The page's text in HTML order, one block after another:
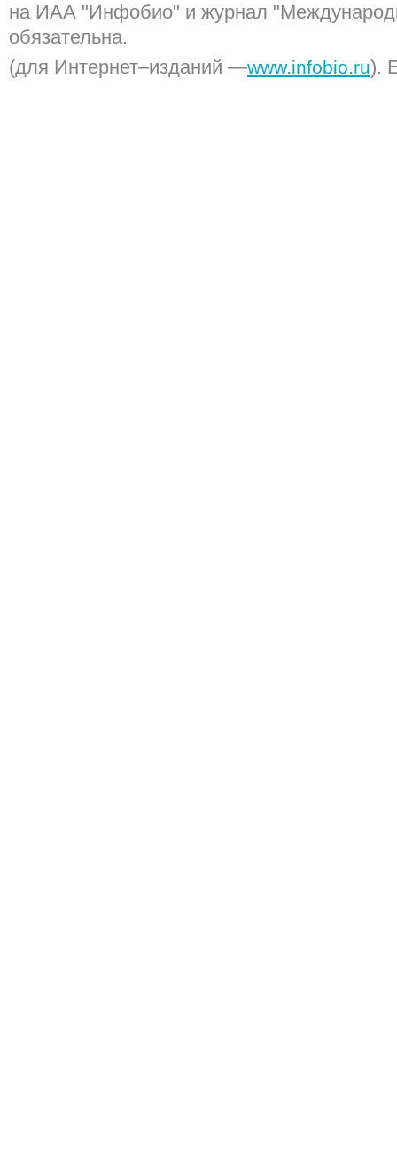
на ИАА "Инфобио" и журнал
обязательна.
(для Интернет–изданий —www.infobio.ru).